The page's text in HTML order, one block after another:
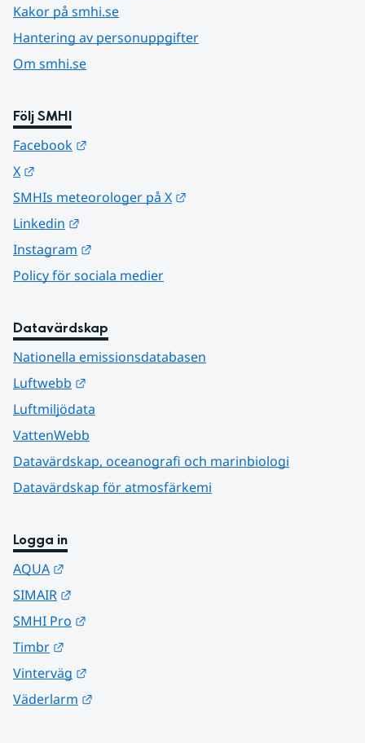
Kakor på smhi.se
Hantering av personuppgifter
Om smhi.se
Följ SMHI
Facebook
X
SMHIs meteorologer på X
Linkedin
Instagram
Policy för sociala medier
Datavärdskap
Nationella emissionsdatabasen
Luftwebb
Luftmiljödata
VattenWebb
Datavärdskap, oceanografi och marinbiologi
Datavärdskap för atmosfärkemi
Logga in
AQUA
SIMAIR
SMHI Pro
Timbr
Vinterväg
Väderlarm